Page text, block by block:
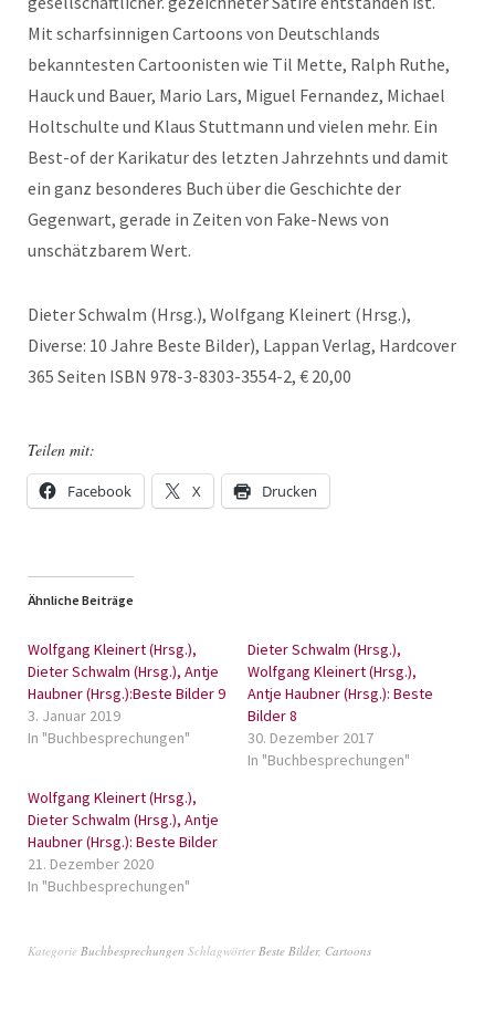
Mit scharfsinnigen Cartoons von Deutschlands
bekanntesten Cartoonisten wie Til Mette, Ralph Ruthe,
Hauck und Bauer, Mario Lars, Miguel Fernandez, Michael
Holtschulte und Klaus Stuttmann und vielen mehr. Ein
Best-of der Karikatur des letzten Jahrzehnts und damit
ein ganz besonderes Buch über die Geschichte der
Gegenwart, gerade in Zeiten von Fake-News von
unschätzbarem Wert.
Dieter Schwalm (Hrsg.), Wolfgang Kleinert (Hrsg.),
Diverse: 10 Jahre Beste Bilder), Lappan Verlag, Hardcover
365 Seiten ISBN 978-3-8303-3554-2, € 20,00
Teilen mit:
Facebook X Drucken
Ähnliche Beiträge
Wolfgang Kleinert (Hrsg.),
Dieter Schwalm (Hrsg.), Antje
Haubner (Hrsg.):Beste Bilder 9
3. Januar 2019
In "Buchbesprechungen"
Dieter Schwalm (Hrsg.),
Wolfgang Kleinert (Hrsg.),
Antje Haubner (Hrsg.): Beste
Bilder 8
30. Dezember 2017
In "Buchbesprechungen"
Wolfgang Kleinert (Hrsg.),
Dieter Schwalm (Hrsg.), Antje
Haubner (Hrsg.): Beste Bilder
21. Dezember 2020
In "Buchbesprechungen"
Kategorie Buchbesprechungen SchlagwörterBeste Bilder, Cartoons